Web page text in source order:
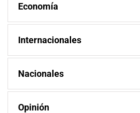
Economía
Internacionales
Nacionales
Opinión